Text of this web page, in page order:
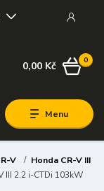
Menu
0
0,00 Kč
V
Honda CR-V III
2.2 i-CTDi 103kW